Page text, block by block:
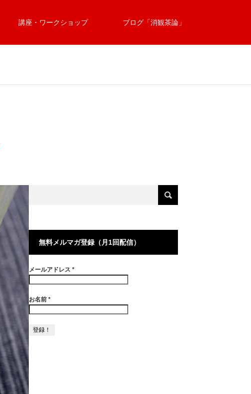
講座・ワークショップ ブログ「消観茶論」
無料メルマガ登録（月1回配信）
メールアドレス *
お名前 *